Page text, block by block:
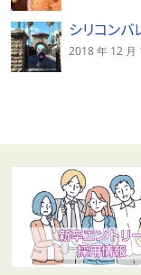
シリコン
2018 年 12 月